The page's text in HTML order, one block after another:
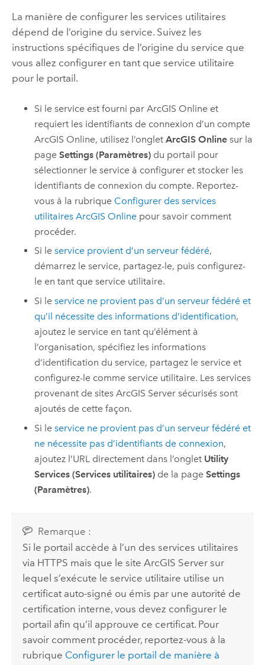
La manière de configurer les services utilitaires
dépend de l’origine du service. Suivez les
instructions spécifiques de l’origine du service que
vous allez configurer en tant que service utilitaire
pour le portail.
Si le service est fourni parArcGIS Online et
requiert les identifiants de connexion d’un compte
ArcGIS Online, utilisez l’ongletArcGIS Online sur la
pageSettings (Paramètres) du portail pour
sélectionner le service à configurer et stocker les
identifiants de connexion du compte. Reportez-
vous à la rubrique Configurer des services
utilitairesArcGIS Online pour savoir comment
procéder.
Si leservice provient d’un serveur fédéré,
démarrez le service, partagez-le, puis configurez-
le en tant que service utilitaire.
Si leservice ne provient pas d’un serveur fédéré et
qu’il nécessite des informations d’identification,
ajoutez le service en tant qu’élément à
l’organisation, spécifiez les informations
d’identification du service, partagez le service et
configurez-le comme service utilitaire. Les services
provenant de sitesArcGIS Server sécurisés sont
ajoutés de cette façon.
Si leservice ne provient pas d’un serveur fédéré et
ne nécessite pas d’identifiants de connexion,
ajoutez l’URL directement dans l’onglet Utility
Services (Services utilitaires) de la pageSettings
(Paramètres).
Remarque :
Si le portail accède à l’un des services utilitaires
via HTTPS mais que le siteArcGIS Server sur
lequel s’exécute le service utilitaire utilise un
certificat auto-signé ou émis par une autorité de
certification interne, vous devez configurer le
portail afin qu’il approuve ce certificat. Pour
savoir comment procéder, reportez-vous à la
rubrique Configurer le portail de manière à